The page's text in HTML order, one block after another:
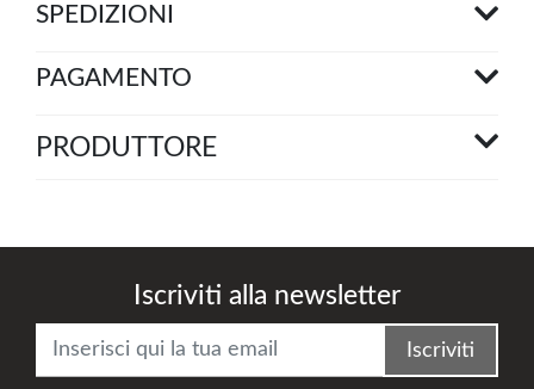
SPEDIZIONI
PAGAMENTO
PRODUTTORE
Iscriviti alla newsletter
Iscriviti